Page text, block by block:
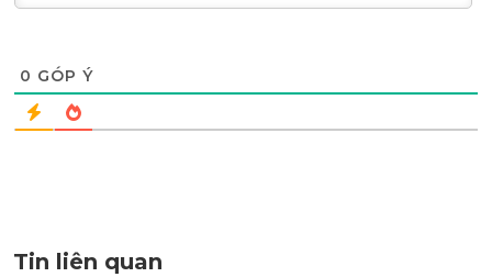
0 GÓP Ý
Tin liên quan